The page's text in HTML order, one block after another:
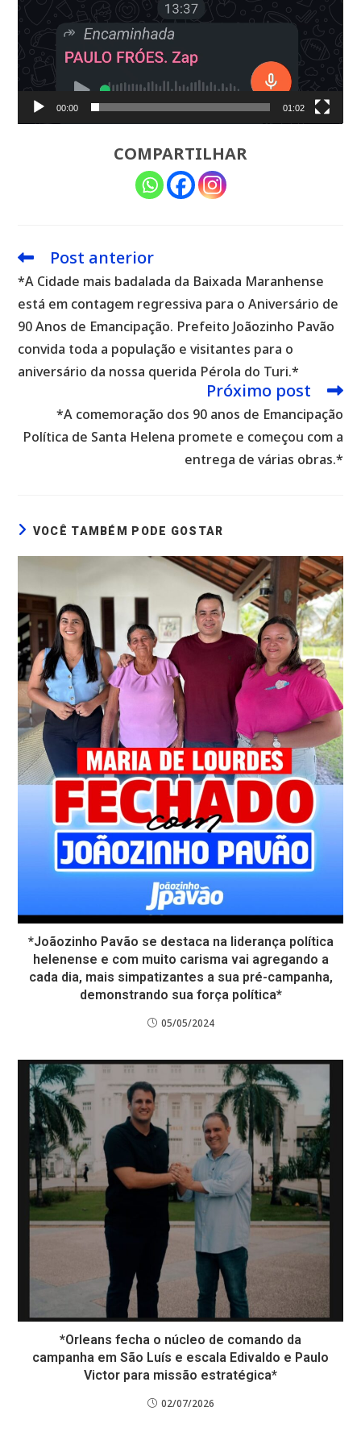
00:00 01:02
COMPARTILHAR
Leia
artigos
Post anterior
*A Cidade mais badalada da Baixada Maranhense
está em contagem regressiva para o Aniversário de
90 Anos de Emancipação. Prefeito Joãozinho Pavão
convida toda a população e visitantes para o
aniversário da nossa querida Pérola do Turi.*
Próximo post
*A comemoração dos 90 anos de Emancipação
Política de Santa Helena promete e começou com a
entrega de várias obras.*
VOCÊ TAMBÉM PODE GOSTAR
*Joãozinho Pavão se destaca na liderança política
helenense e com muito carisma vai agregando a
cada dia, mais simpatizantes a sua pré-campanha,
demonstrando sua força política*
05/05/2024
*Orleans fecha o núcleo de comando da
campanha em São Luís e escala Edivaldo e Paulo
Victor para missão estratégica*
02/07/2026